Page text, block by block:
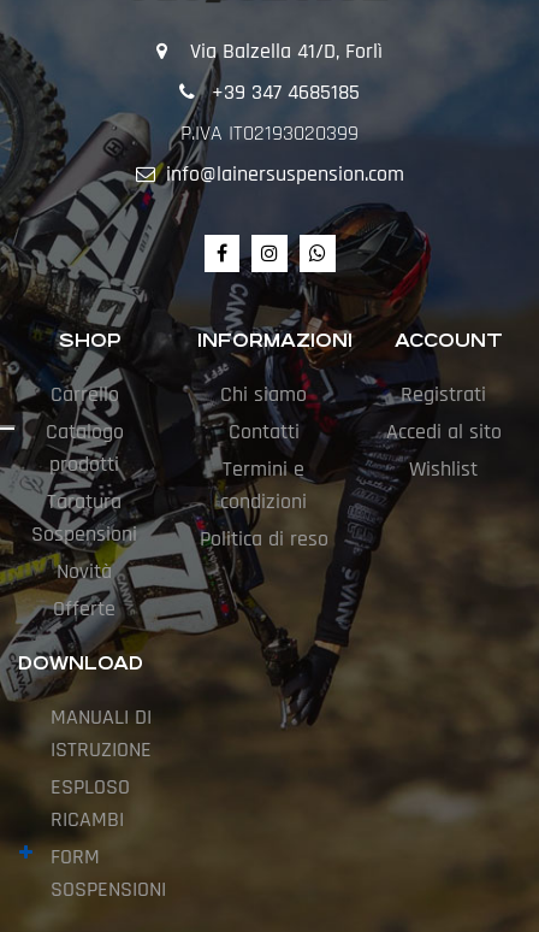
Via Balzella 41/D, Forlì
+39 347 4685185
P.IVA IT02193020399
info@lainersuspension.com
SHOP
Carrello
Catalogo
prodotti
Taratura
Sospensioni
Novità
Offerte
INFORMAZIONI
Chi siamo
Contatti
Termini e
condizioni
Politica di reso
ACCOUNT
Registrati
Accedi al sito
Wishlist
DOWNLOAD
MANUALI DI
ISTRUZIONE
ESPLOSO
RICAMBI
FORM
SOSPENSIONI